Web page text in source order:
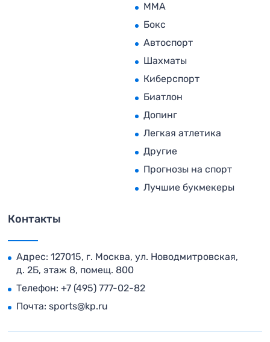
MMA
Бокс
Автоспорт
Шахматы
Киберспорт
Биатлон
Допинг
Легкая атлетика
Другие
Прогнозы на спорт
Лучшие букмекеры
Контакты
Адрес: 127015, г. Москва, ул. Новодмитровская,
д. 2Б, этаж 8, помещ. 800
Телефон: +7 (495) 777-02-82
Почта: sports@kp.ru